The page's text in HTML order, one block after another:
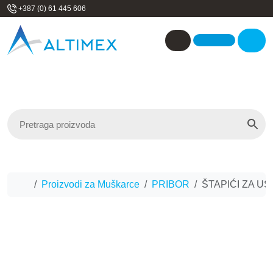
Skip to content
+387 (0) 61 445 606
Account
Home
Proizvodi za Muškarce PRIBOR ŠTAPIĆI ZA